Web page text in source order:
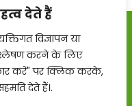
देते हैं
विज्ञापन या
करने के लिए
करें" पर क्लिक करके,
देते हैं।.
और प्रवासी कार्रवाई
और वेल्स में पंजीकृत
Arabic
French
Indonesian
Kurdish